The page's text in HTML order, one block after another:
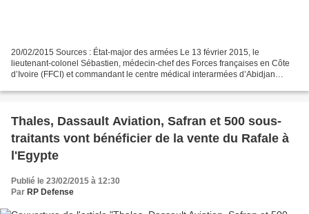
20/02/2015 Sources : État-major des armées Le 13 février 2015, le
lieutenant-colonel Sébastien, médecin-chef des Forces françaises en Côte
d’Ivoire (FFCI) et commandant le centre médical interarmées d’Abidjan
Thales, Dassault Aviation, Safran et 500 sous-
traitants vont bénéficier de la vente du Rafale à
l'Egypte
Publié le 23/02/2015 à 12:30
Par RP Defense